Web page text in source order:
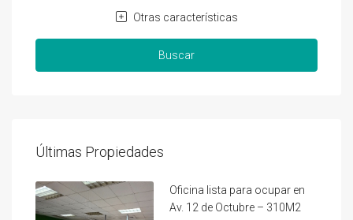
Otras características
Buscar
Últimas Propiedades
Oficina lista para ocupar en
Av. 12 de Octubre – 310M2